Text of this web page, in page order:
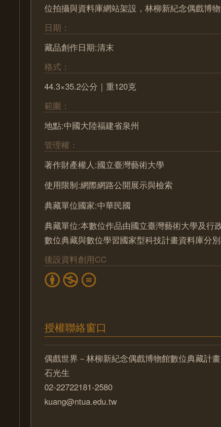
位拍攝與資料庫網站架設，林柳新紀念偶戲博
日期：
藏品創作日期:清末
格式：
44.3×35.2公分｜重120克
範圍：
地點:中國大陸福建省泉州
管理權：
著作財產權人:國立臺灣藝術大學
使用限制:網際網路公開展示與檢索
典藏單位國家:中華民國
典藏單位:本數位作品由國立臺灣藝術大學及行
數位典藏與數位學習國家型科技計畫資料庫分
後設資料創用CC
授權聯絡窗口
偶戲世界－林柳新紀念偶戲博物館數位典藏計畫
石光生
02-22722181-2580
kuang@ntua.edu.tw